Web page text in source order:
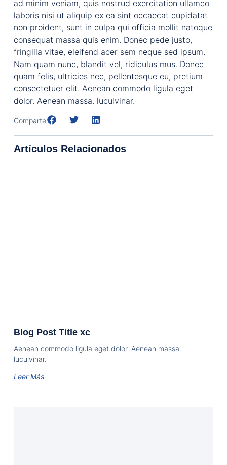
ad minim veniam, quis nostrud exercitation ullamco
laboris nisi ut aliquip ex ea sint occaecat cupidatat
non proident, sunt in culpa qui officia mollit natoque
consequat massa quis enim. Donec pede justo,
fringilla vitae, eleifend acer sem neque sed ipsum.
Nam quam nunc, blandit vel, ridiculus mus. Donec
quam felis, ultricies nec, pellentesque eu, pretium
consectetuer elit. Aenean commodo ligula eget
dolor. Aenean massa. luculvinar.
Comparte
Artículos Relacionados
Blog Post Title xc
Aenean commodo ligula eget dolor. Aenean massa.
luculvinar.
Leer Más